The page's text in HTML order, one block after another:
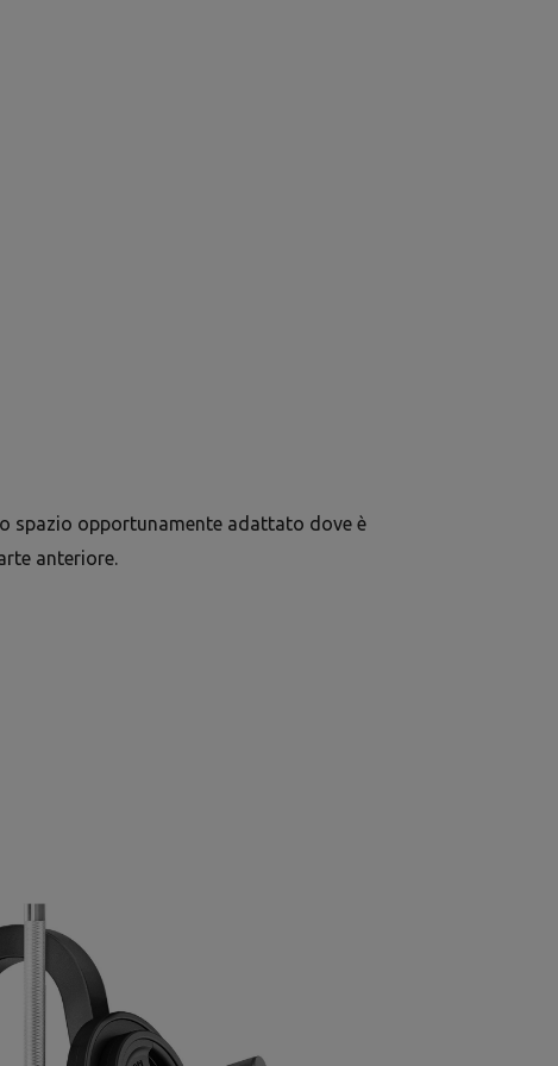
spazio opportunamente adattato dove è
anteriore.